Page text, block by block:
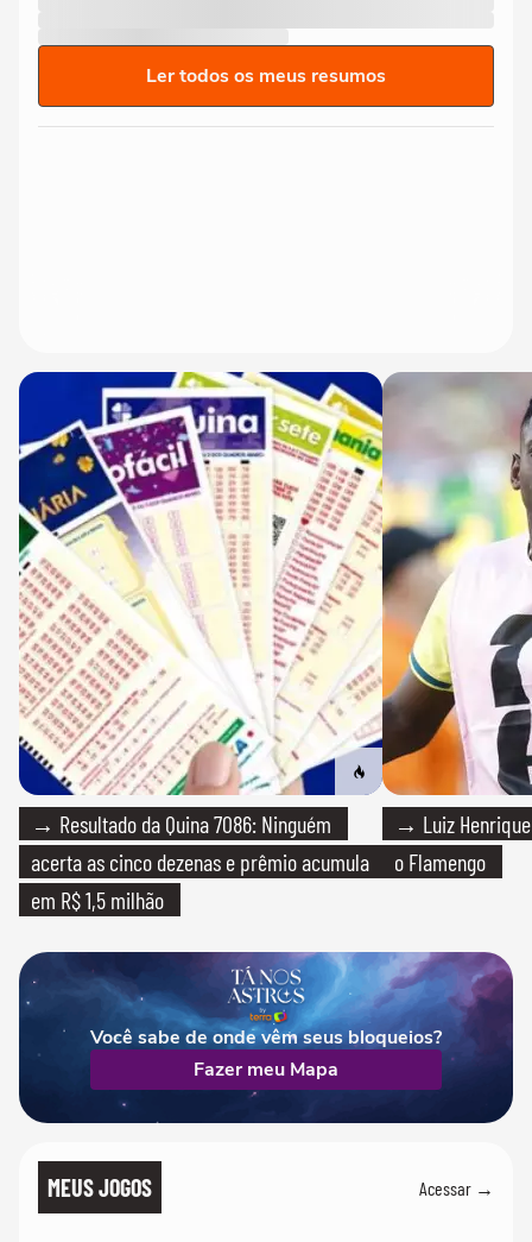
Ler todos os meus resumos
→ Resultado da Quina 7086: Ninguém
acerta as cinco dezenas e prêmio acumula
em R$ 1,5 milhão
→ Luiz
o Flamengo
Você sabe de onde vêm seus bloqueios?
Fazer meu Mapa
MEUS JOGOS Acessar →